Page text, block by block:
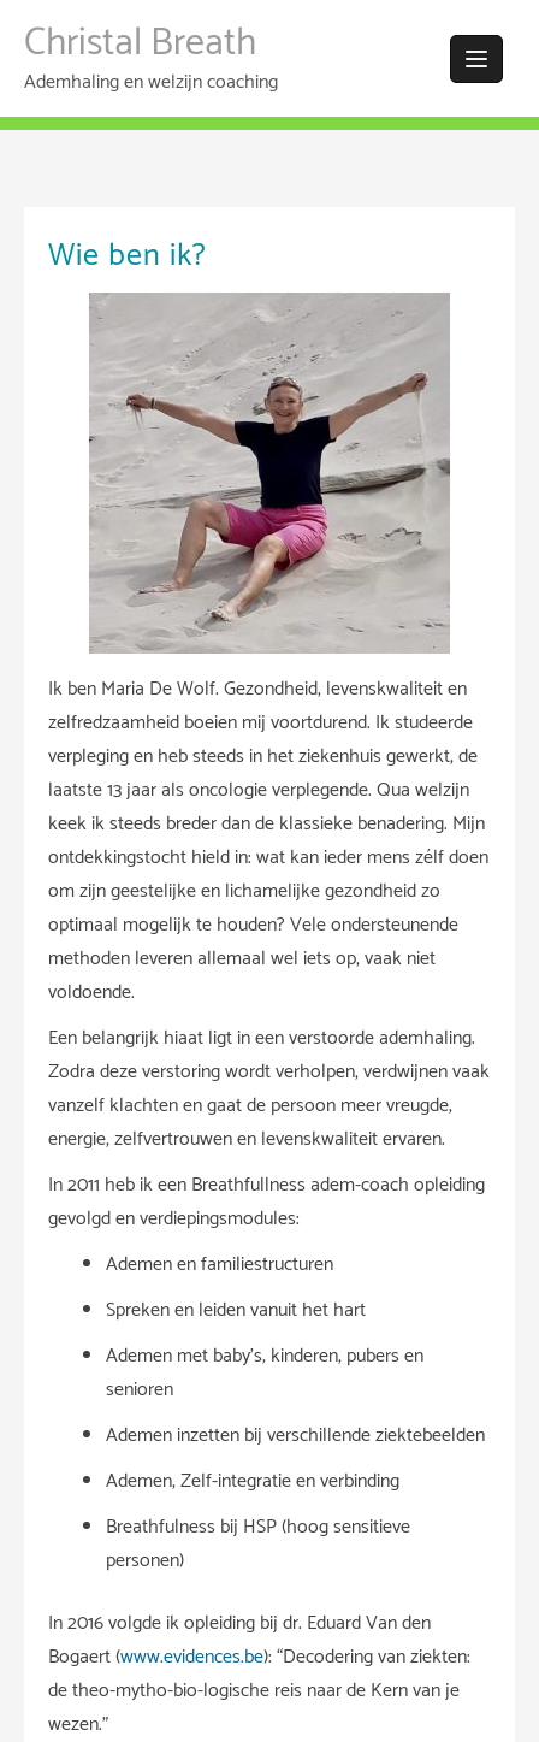
Christal Breath
Ademhaling en welzijn coaching
Wie ben ik?
Ik ben Maria De Wolf. Gezondheid, levenskwaliteit en
zelfredzaamheid boeien mij voortdurend. Ik studeerde
verpleging en heb steeds in het ziekenhuis gewerkt, de
laatste 13 jaar als oncologie verplegende. Qua welzijn
keek ik steeds breder dan de klassieke benadering. Mijn
ontdekkingstocht hield in: wat kan ieder mens zélf doen
om zijn geestelijke en lichamelijke gezondheid zo
optimaal mogelijk te houden? Vele ondersteunende
methoden leveren allemaal wel iets op, vaak niet
voldoende.
Een belangrijk hiaat ligt in een verstoorde ademhaling.
Zodra deze verstoring wordt verholpen, verdwijnen vaak
vanzelf klachten en gaat de persoon meer vreugde,
energie, zelfvertrouwen en levenskwaliteit ervaren.
In 2011 heb ik een Breathfullness adem-coach opleiding
gevolgd en verdiepingsmodules:
Ademen en familiestructuren
Spreken en leiden vanuit het hart
Ademen met baby’s; kinderen, pubers en
senioren
Ademen inzetten bij verschillende ziektebeelden
Ademen, Zelf-integratie en verbinding
Breathfulness bij HSP (hoog sensitieve
personen)
In 2016 volgde ik opleiding bij dr. Eduard Van den
Bogaert (www.evidences.be): “Decodering van ziekten:
de theo-mytho-bio-logische reis naar de Kern van je
wezen.”